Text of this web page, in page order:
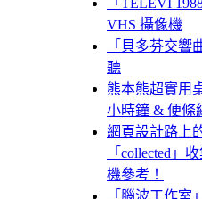
VHS 攝像機
「貝多芬交響
聽
熊本熊超實用
小時鐘 & 便條
網頁設計路上
「collected」
機參考！
「腦波工作室